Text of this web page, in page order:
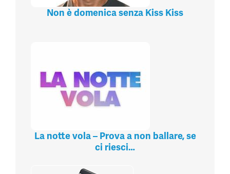
Non è domenica senza Kiss Kiss
La notte vola – Prova a non ballare, se
ci riesci…